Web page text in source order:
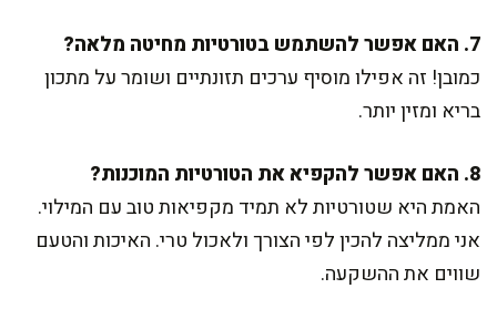
7. האם אפשר להשתמש בטורטיות מחיטה מלאה?
כמובן! זה אפילו מוסיף ערכים תזונתיים ושומר על מתכון
בריא ומזין יותר.
8. האם אפשר להקפיא את הטורטיות המוכנות?
האמת היא שטורטיות לא תמיד מקפיאות טוב עם המילוי.
אני ממליצה להכין לפי הצורך ולאכול טרי. האיכות והטעם
שווים את ההשקעה.